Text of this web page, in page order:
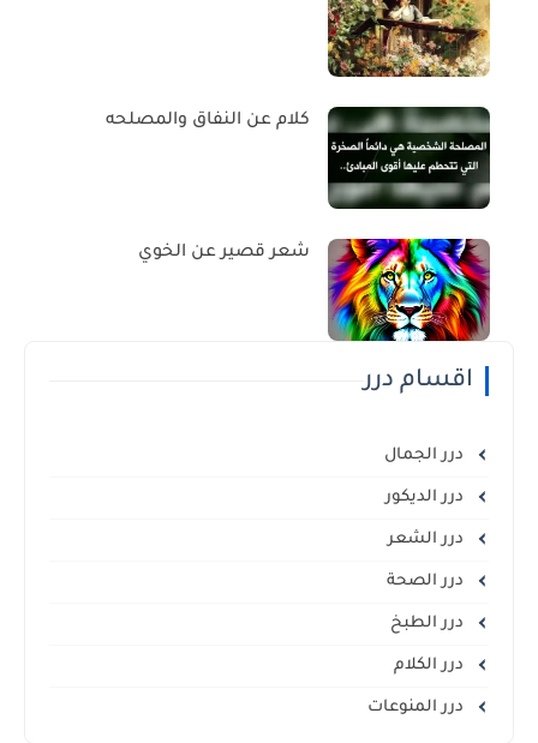
كلام عن النفاق والمصلحه
شعر قصير عن الخوي
اقسام درر
درر الجمال
درر الديكور
درر الشعر
درر الصحة
درر الطبخ
درر الكلام
درر المنوعات